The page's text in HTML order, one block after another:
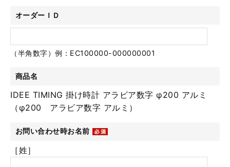
オーダーＩＤ
（半角数字）例：EC100000-000000001
商品名
IDEE TIMING 掛け時計 アラビア数字 φ200 アルミ
（φ200 アラビア数字 アルミ）
お問い合わせ時お名前
［姓］